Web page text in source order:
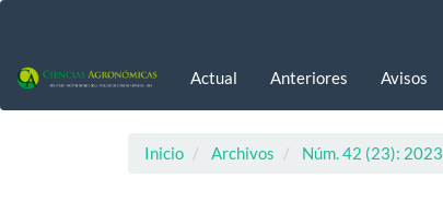
principal
Actual Anteriores Avisos
Inicio Archivos Núm. 42 (23): 2023